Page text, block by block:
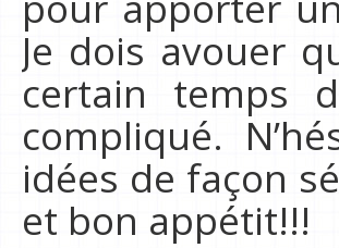
Je dois avouer
certain temps
compliqué.
idées de façon
et bon appétit!!!